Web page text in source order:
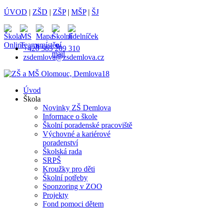
ÚVOD | ZŠD | ZŠP| MŠP| ŠJ
+420 585 209 310
zsdemlova@zsdemlova.cz
Úvod
Škola
Novinky ZŠ Demlova
Informace o škole
Školní poradenské pracoviště
Výchovné a kariérové
poradenství
Školská rada
SRPŠ
Kroužky pro děti
Školní potřeby
Sponzoring v ZOO
Projekty
Fond pomoci dětem